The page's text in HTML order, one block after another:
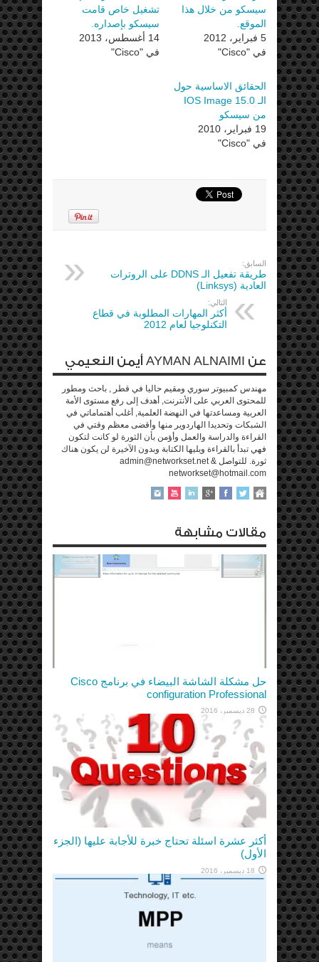
سيسكو من خلال هذا
الموقع.
5 فبراير، 2012
في "Cisco"
تشغيل خاص قامت
سيسكو بإصداره.
14 أغسطس، 2013
في "Cisco"
الحقائق الاساسية حول
الـ IOS Image 15.0
من سيسكو
19 فبراير، 2010
في "Cisco"
السابق:
طريقة تفعيل الـ DDNS على الروترات
العادية (Linksys)
التالي:
أكثر المهارات المطلوبة في قطاع
التكنلوجيا لعام 2012
عن AYMAN ALNAIMI أيمن النعيمي
مهندس كمبيوتر سوري ومقيم حاليا في قطر , باحث ومطور
للمحتوى العربي على الأنترنت, أهدف إلى رفع مستوى الأمة
العربية ومساعدتها في النهضة العلمية, أغلب أهتماماتي في
الشبكات وتحديدا الهاردوير منها وأقضى معظم وقتي في
القراءة والدراسة والعمل وأؤمن بأن الثورة لو كانت لتكون
فهي تبدأ بالقراءة ويليها الكتابة وبدون الآخيرة لن يكون هناك
ثورة. للتواصل admin@networkset.net &
networkset@hotmail.com
مقالات مشابهة
حل مشكلة الشاشة البيضاء في برنامج Cisco
configuration Professional
28 ديسمبر، 2016
أكثر عشرة اسئلة تحتاج خبرة للأجابة عليها (الجزء
الأول)
18 ديسمبر، 2016